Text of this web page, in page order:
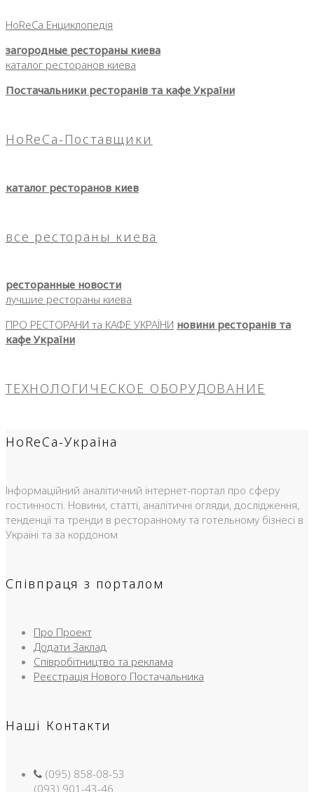
HoReCa Енциклопедія
загородные рестораны киева
каталог ресторанов киева
Постачальники ресторанів та кафе України
HoReCa-Поставщики
каталог ресторанов киев
все рестораны киева
ресторанные новости
лучшие рестораны киева
ПРО РЕСТОРАНИ та КАФЕ УКРАЇНИ новини ресторанів та
кафе України
ТЕХНОЛОГИЧЕСКОЕ ОБОРУДОВАНИЕ
HoReCa-Україна
Інформаційний аналітичний інтернет-портал про сферу
гостинності. Новини, статті, аналітичні огляди, дослідження,
тенденції та тренди в ресторанному та готельному бізнесі в
Україні та за кордоном
Співпраця з порталом
Про Проект
Додати Заклад
Співробітництво та реклама
Реєстрація Нового Постачальника
Наші Контакти
(095) 858-08-53
(093) 901-43-46